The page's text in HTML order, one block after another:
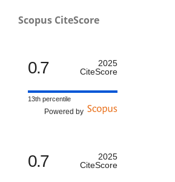
Scopus CiteScore
0.7
2025
CiteScore
13th percentile
Powered by
0.7
2025
CiteScore